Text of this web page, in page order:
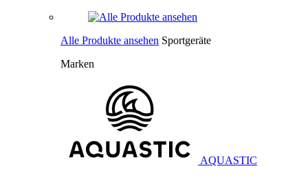
Alle Produkte ansehen Sportgeräte
Marken
AQUASTIC